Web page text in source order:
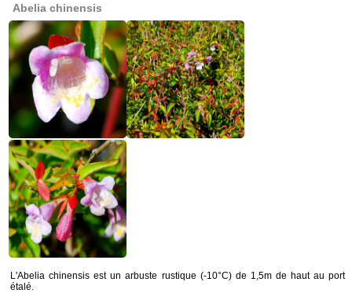
Abelia chinensis
L'Abelia chinensis est un arbuste rustique (-10°C) de 1,5m de haut au port
étalé.